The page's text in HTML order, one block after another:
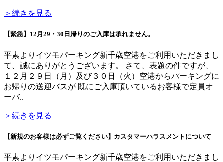
＞続きを見る
【緊急】12月29・30日帰りのご入庫は承れません。
平素よりイツモパーキング新千歳空港をご利用いただきまし
て、誠にありがとうございます。 さて、表題の件ですが、
１２月２９日（月）及び３０日（火）空港からパーキングに
お帰りの送迎バスが 既にご入庫頂いているお客様で定員オ
ーバ..
＞続きを見る
【新規のお客様は必ずご覧ください】カスタマーハラスメントについて
平素よりイツモパーキング新千歳空港をご利用いただきまし